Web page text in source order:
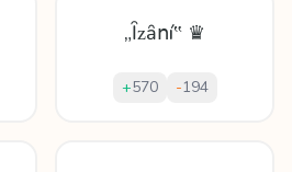
„Ȋᴢȃոí‟ ♛
+570 -194